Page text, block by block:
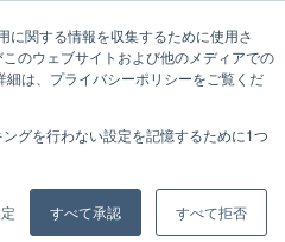
関する情報を収集するために使用さ
のウェブサイトおよび他のメディアでの
は、プライバシーポリシーをご覧くだ
グを行わない設定を記憶するために1つ
すべて承認 すべて拒否
報 会社概要 お問い合わせ